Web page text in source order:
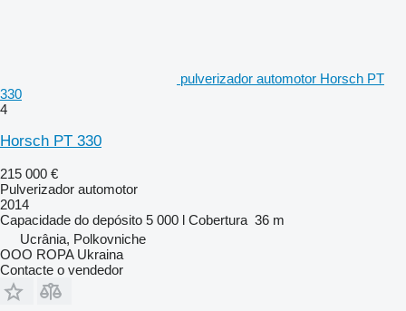
pulverizador automotor Horsch PT
330
4
Horsch PT 330
215 000 €
Pulverizador automotor
2014
Capacidade do depósito 5 000 l Cobertura 36 m
Ucrânia, Polkovniche
OOO ROPA Ukraina
Contacte o vendedor